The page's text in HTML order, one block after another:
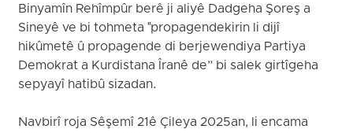
Binyamîn Rehîmpûr berê ji aliyê Dadgeha Şoreş a
Sineyê ve bi tohmeta "propagendekirin li dijî
hikûmetê û propagende di berjewendiya Partiya
Demokrat a Kurdistana Îranê de” bi salek girtîgeha
sepyayî hatibû sizadan.
Navbirî roja Sêşemî 21ê Çileya 2025an, li encama